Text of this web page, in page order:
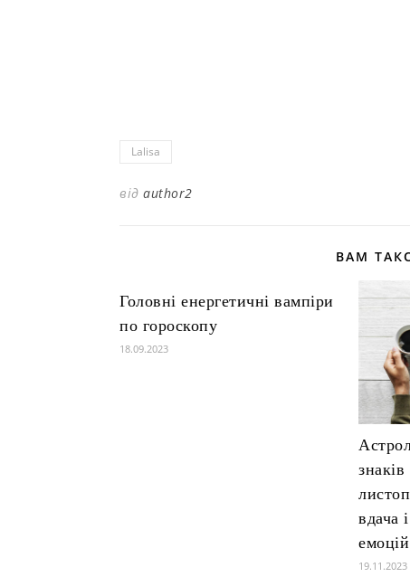
Lalisa
від author2
ВАМ
Головні енергетичні вампіри
по гороскопу
18.09.2023
вдача
емоцій
19.11.2023